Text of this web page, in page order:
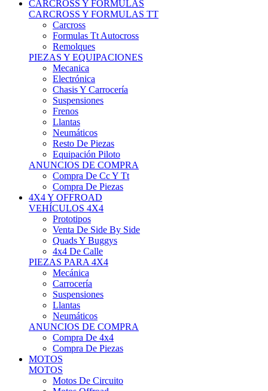
CARCROSS Y FÓRMULAS
CARCROSS Y FORMULAS TT
Carcross
Formulas Tt Autocross
Remolques
PIEZAS Y EQUIPACIONES
Mecanica
Electrónica
Chasis Y Carrocería
Suspensiones
Frenos
Llantas
Neumáticos
Resto De Piezas
Equipación Piloto
ANUNCIOS DE COMPRA
Compra De Cc Y Tt
Compra De Piezas
4X4 Y OFFROAD
VEHÍCULOS 4X4
Prototipos
Venta De Side By Side
Quads Y Buggys
4x4 De Calle
PIEZAS PARA 4X4
Mecánica
Carrocería
Suspensiones
Llantas
Neumáticos
ANUNCIOS DE COMPRA
Compra De 4x4
Compra De Piezas
MOTOS
MOTOS
Motos De Circuito